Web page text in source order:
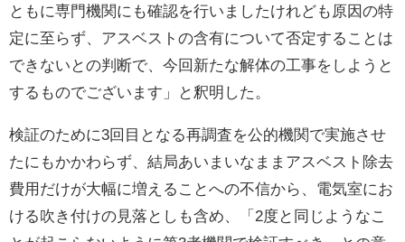
ともに専門機関にも確認を行いましたけれども原因の特
定に至らず、アスベストの含有について否定することは
できないとの判断で、今回新たな解体の工事をしようと
するものでございます」と釈明した。
検証のために3回目となる再調査を公的機関で実施させ
たにもかかわらず、結局あいまいなままアスベスト除去
費用だけが大幅に増えることへの不信から、電気室にお
ける吹き付けの見落としも含め、「2度と同じようなこ